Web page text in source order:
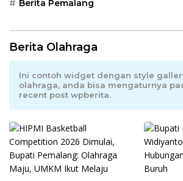
Berita Pemalang
Berita Olahraga
Ini contoh widget dengan style
olahraga, anda bisa mengaturnya
recent post wpberita.